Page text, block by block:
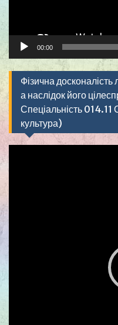
00:00
Фізична
а наслідок його
Спеціальність 014.11
культура)